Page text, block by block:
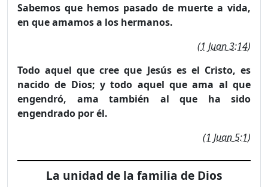
Sabemos que hemos pasado de muerte a vida,
en que amamos a los hermanos.
(1 Juan 3:14)
Todo aquel que cree que Jesús es el Cristo, es
nacido de Dios; y todo aquel que ama al que
engendró, ama también al que ha sido
engendrado por él.
(1 Juan 5:1)
La unidad de la familia de Dios